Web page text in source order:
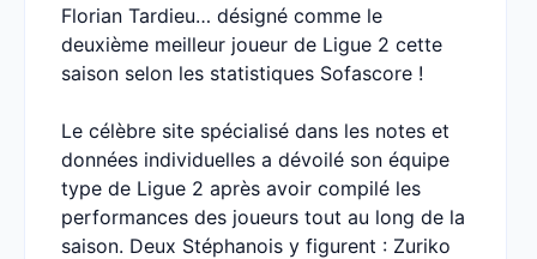
Florian Tardieu… désigné comme le
deuxième meilleur joueur de Ligue 2 cette
saison selon les statistiques Sofascore !
Le célèbre site spécialisé dans les notes et
données individuelles a dévoilé son équipe
type de Ligue 2 après avoir compilé les
performances des joueurs tout au long de la
saison. Deux Stéphanois y figurent : Zuriko